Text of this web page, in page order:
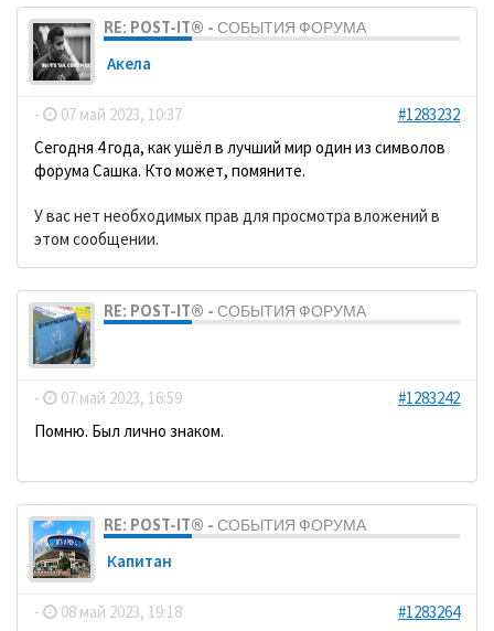
RE: POST-IT® - СОБЫТИЯ ФОРУМА
Акела
- 07 май 2023, 10:37
#1283232
Сегодня 4 года, как ушёл в лучший мир один из символов
форума Сашка. Кто может, помяните.
У вас нет необходимых прав для просмотра вложений в
этом сообщении.
RE: POST-IT® - СОБЫТИЯ ФОРУМА
- 07 май 2023, 16:59
#1283242
Помню. Был лично знаком.
RE: POST-IT® - СОБЫТИЯ ФОРУМА
Кaпитaн
- 08 май 2023, 19:18
#1283264